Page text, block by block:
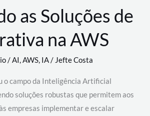
as Soluções de
na AWS
/AI,AWS, IA/Jefte Costa
o campo da Inteligência Artificial
soluções robustas que permitem aos
empresas implementar e escalar